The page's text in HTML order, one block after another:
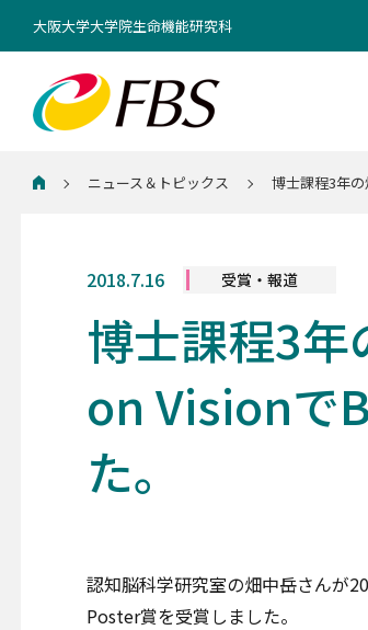
大阪大学大学院生命機能研究科
ホーム ニュース＆トピックス 博士課程3年
2018.7.16 受賞・報道
博士課程3
on Visionで
た。
認知脳科学研究室の畑中岳さんが
Poster賞を受賞しました。